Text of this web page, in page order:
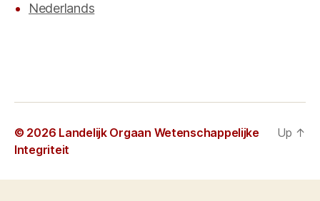
Nederlands
© 2026 Landelijk Orgaan Wetenschappelijke
Integriteit
Up ↑